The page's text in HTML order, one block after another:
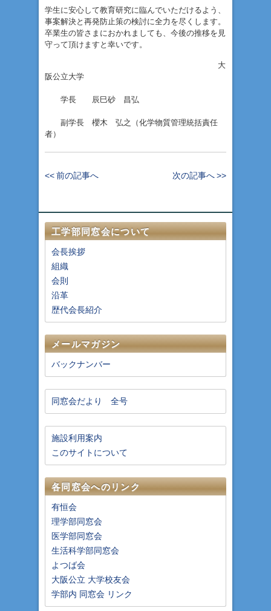
学生に安心して教育研究に臨んでいただけるよう、
事案解決と再発防止策の検討に全力を尽くします。
卒業生の皆さまにおかれましても、今後の推移を見
守って頂けますと幸いです。
大
阪公立大学
学長 辰巳砂 昌弘
副学長 櫻木 弘之（化学物質管理統括責任
者）
<< 前の記事へ 次の記事へ >>
工学部同窓会について
会長挨拶
組織
会則
沿革
歴代会長紹介
メールマガジン
バックナンバー
同窓会だより 全号
施設利用案内
このサイトについて
各同窓会へのリンク
有恒会
理学部同窓会
医学部同窓会
生活科学部同窓会
よつば会
大阪公立 大学校友会
学部内 同窓会 リンク